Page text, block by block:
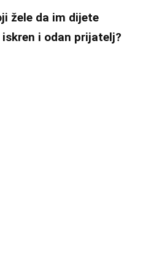
žele da im dijete
i odan prijatelj?